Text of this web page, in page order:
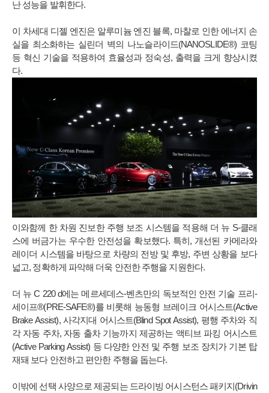
난 성능을 발휘한다.
이 차세대 디젤 엔진은 알루미늄 엔진 블록, 마찰로 인한 에너지 손
실을 최소화하는 실린더 벽의 나노슬라이드(NANOSLIDE®) 코팅
등 혁신 기술을 적용하여 효율성과 정숙성, 출력을 크게 향상시켰
다.
이와함께 한 차원 진보한 주행 보조 시스템을 적용해 더 뉴 S-클래
스에 버금가는 우수한 안전성을 확보했다. 특히, 개선된 카메라와
레이더 시스템을 바탕으로 차량의 전방 및 후방, 주변 상황을 보다
넓고, 정확하게 파악해 더욱 안전한 주행을 지원한다.
더 뉴 C 220 d에는 메르세데스-벤츠만의 독보적인 안전 기술 프리-
세이프®(PRE-SAFE®)를 비롯해 능동형 브레이크 어시스트(Active
Brake Assist), 사각지대 어시스트(Blind Spot Assist), 평행 주차와 직
각 자동 주차, 자동 출차 기능까지 제공하는 액티브 파킹 어시스트
(Active Parking Assist) 등 다양한 안전 및 주행 보조 장치가 기본 탑
재돼 보다 안전하고 편안한 주행을 돕는다.
이밖에 선택 사양으로 제공되는 드라이빙 어시스턴스 패키지(Drivin